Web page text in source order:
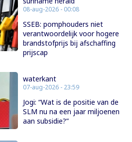
08-aug-2026 - 00:08
SSEB: pomphouders niet
verantwoordelijk voor hogere
brandstofprijs bij afschaffing
prijscap
waterkant
07-aug-2026 - 23:59
Jogi: “Wat is de positie van de
SLM nu na een jaar miljoenen
aan subsidie?”